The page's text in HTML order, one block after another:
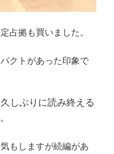
占拠も買いました。
クトがあった印象で
久しぶりに読み終える
もしますが続編があ